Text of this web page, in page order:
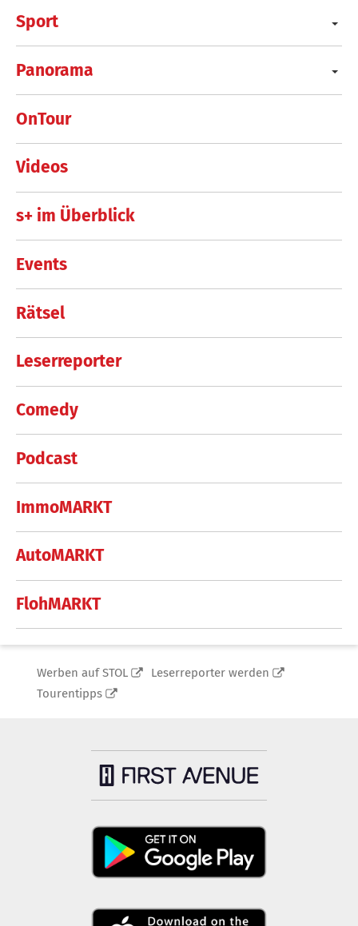
Sport
Panorama
OnTour
Videos
s+ im Überblick
Events
Rätsel
Leserreporter
Comedy
Podcast
ImmoMARKT
AutoMARKT
FlohMARKT
Werben auf STOL
Leserreporter werden
Tourentipps